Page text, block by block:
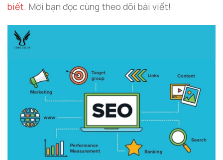
biết. Mời bạn đọc cùng theo dõi bài viết!